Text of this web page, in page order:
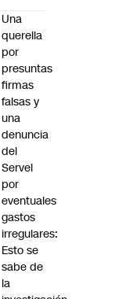
Una
querella
por
presuntas
firmas
falsas y
una
denuncia
del
Servel
por
eventuales
gastos
irregulares:
Esto se
sabe de
la